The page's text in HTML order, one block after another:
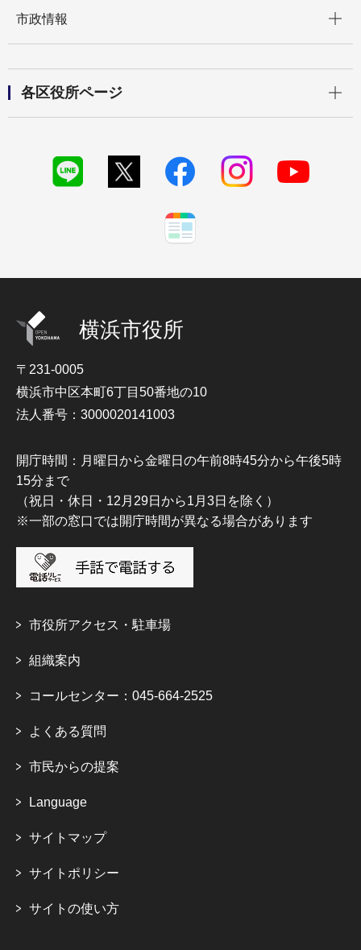
市政情報
各区役所ページ
横浜市役所
〒231-0005
横浜市中区本町6丁目50番地の10
法人番号：3000020141003
開庁時間：月曜日から金曜日の午前8時45分から午後5時
15分まで
（祝日・休日・12月29日から1月3日を除く）
※一部の窓口では開庁時間が異なる場合があります
市役所アクセス・駐車場
組織案内
コールセンター：045-664-2525
よくある質問
市民からの提案
Language
サイトマップ
サイトポリシー
サイトの使い方